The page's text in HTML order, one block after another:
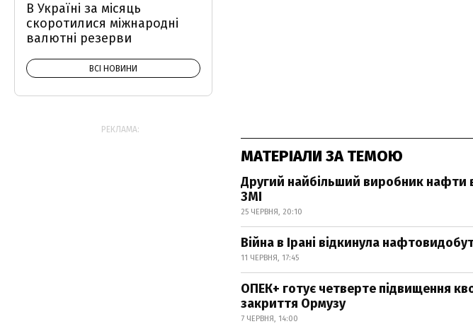
МАТЕРІАЛИ ЗА ТЕМОЮ
Другий найбільший виробник нафти
ЗМІ
25 ЧЕРВНЯ, 20:10
Війна в Ірані відкинула
11 ЧЕРВНЯ, 17:45
ОПЕК+ готує четверте підвищення
закриття Ормузу
7 ЧЕРВНЯ, 14:00
В Україні за місяць
скоротилися міжнародні
валютні резерви
ВСІ НОВИНИ
РЕКЛАМА: